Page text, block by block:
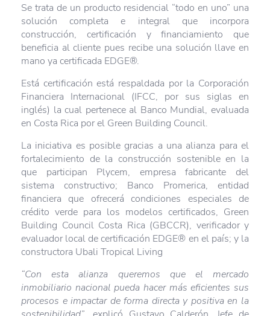
Se trata de un producto residencial “todo en uno” una
solución completa e integral que incorpora
construcción, certificación y financiamiento que
beneficia al cliente pues recibe una solución llave en
mano ya certificada EDGE®.
Está certificación está respaldada por la Corporación
Financiera Internacional (IFCC, por sus siglas en
inglés) la cual pertenece al Banco Mundial, evaluada
en Costa Rica por el Green Building Council.
La iniciativa es posible gracias a una alianza para el
fortalecimiento de la construcción sostenible en la
que participan Plycem, empresa fabricante del
sistema constructivo; Banco Promerica, entidad
financiera que ofrecerá condiciones especiales de
crédito verde para los modelos certificados, Green
Building Council Costa Rica (GBCCR), verificador y
evaluador local de certificación EDGE® en el país; y la
constructora Ubali Tropical Living
“Con esta alianza queremos que el mercado
inmobiliario nacional pueda hacer más eficientes sus
procesos e impactar de forma directa y positiva en la